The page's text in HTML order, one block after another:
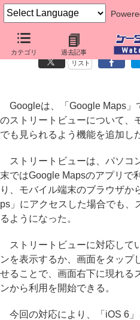
カテゴリ 過去記事
Googleのストリートビュー、モバ
リスト
Googleは、「Google Maps」
のストリートビューについて、
でも見られるよう機能を追加し
ストリートビューは、パソコ
末ではGoogle Mapsのアプリで
り、モバイル端末のブラウザか
ps」にアクセスした場合でも、
るようになった。
ストリートビューに対応して
ンを表示するか、画面をタップ
せることで、画面右下に現れる
ンから利用を開始できる。
今回の対応により、「iOS 6